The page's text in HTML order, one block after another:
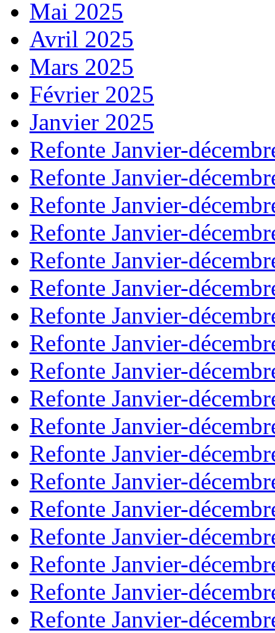
Mai 2025
Avril 2025
Mars 2025
Février 2025
Janvier 2025
Refonte Janvier-
Refonte Janvier-
Refonte Janvier-
Refonte Janvier-
Refonte Janvier-
Refonte Janvier-
Refonte Janvier-
Refonte Janvier-
Refonte Janvier-
Refonte Janvier-
Refonte Janvier-
Refonte Janvier-
Refonte Janvier-
Refonte Janvier-
Refonte Janvier-
Refonte Janvier-
Refonte Janvier-
Refonte Janvier-